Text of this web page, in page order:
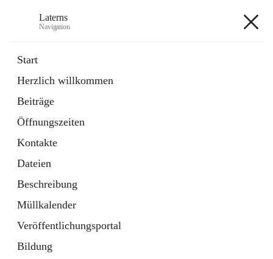
Laterns
Navigation
Start
Herzlich willkommen
Beiträge
Öffnungszeiten
Kontakte
Dateien
Beschreibung
Müllkalender
Veröffentlichungsportal
Bildung
11 Schnellzugriffe
Soziales
1 Schnellzugriff